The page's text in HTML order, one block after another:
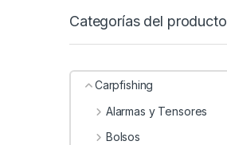
Categorías del producto
Carpfishing
Alarmas y Tensores
Bolsos